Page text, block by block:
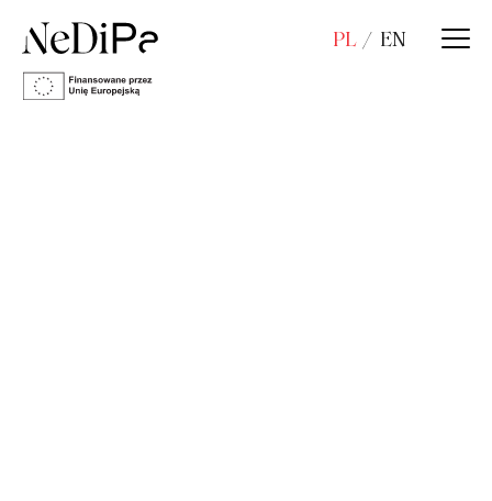
PL EN